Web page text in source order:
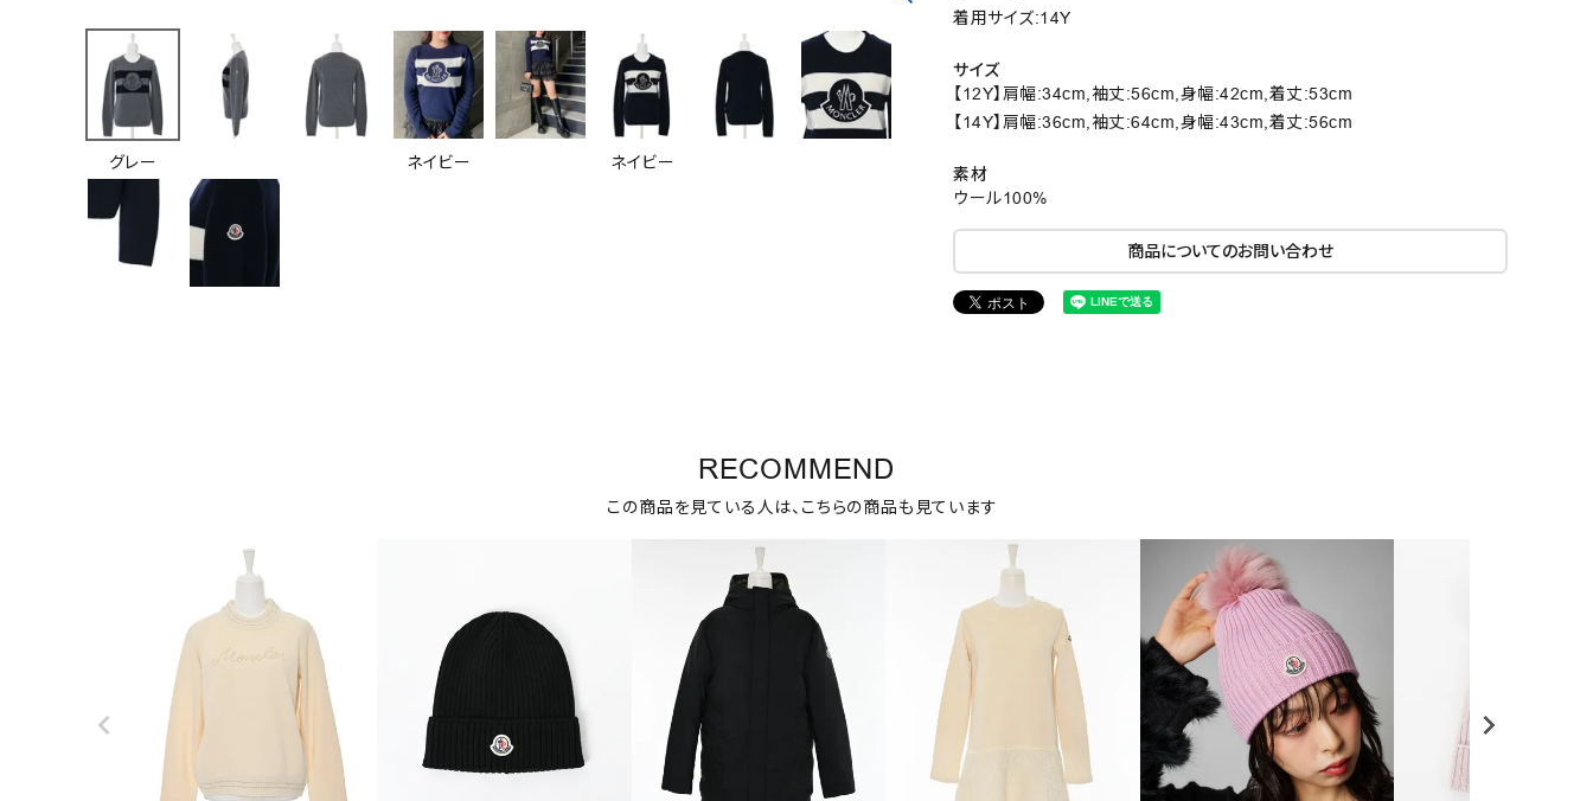
グレー ネイビー ネイビー
着用サイズ:14Y
サイズ
【12Y】肩幅:34cm,袖丈:56cm,身幅:42cm,着丈:53cm
【14Y】肩幅:36cm,袖丈:64cm,身幅:43cm,着丈:56cm
素材
ウール100%
商品についてのお問い合わせ
RECOMMEND
この商品を見ている人は、こちらの商品も見ています